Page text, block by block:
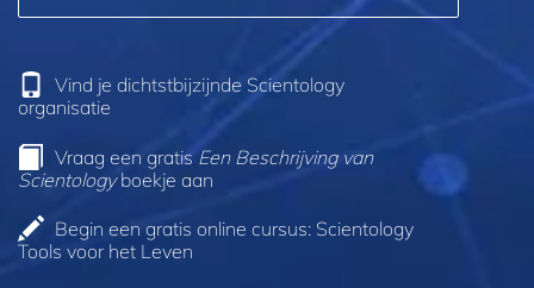
Vind je dichtstbijzijnde Scientology
organisatie
Vraag een gratisEen Beschrijving van
Scientologyboekje aan
Begin een gratis online cursus: Scientology
Tools voor het Leven